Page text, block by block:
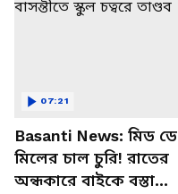
Basanti News: মিড ডে
মিলের চাল চুরি! রাতের
অন্ধকারে বাইকে বস্তা
07:21